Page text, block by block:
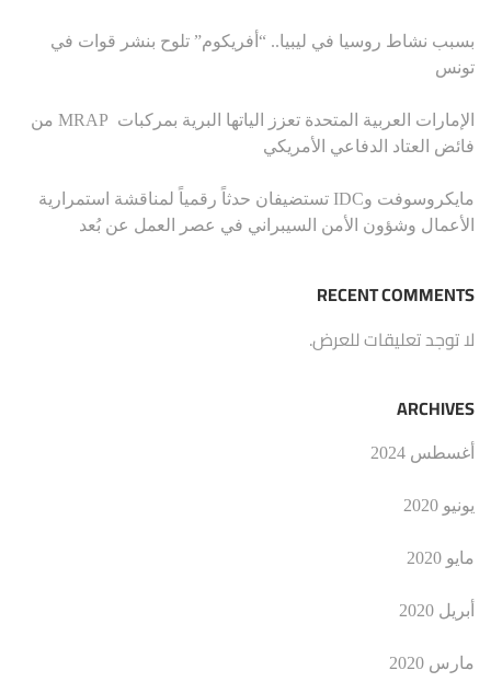
بسبب نشاط روسيا في ليبيا.. “أفريكوم” تلوح بنشر قوات في
تونس
الإمارات العربية المتحدة تعزز الياتها البرية بمركبات MRAP من
فائض العتاد الدفاعي الأمريكي
مايكروسوفت وIDC تستضيفان حدثاً رقمياً لمناقشة استمرارية
الأعمال وشؤون الأمن السيبراني في عصر العمل عن بُعد
RECENT COMMENTS
لا توجد تعليقات للعرض.
ARCHIVES
أغسطس 2024
يونيو 2020
مايو 2020
أبريل 2020
مارس 2020